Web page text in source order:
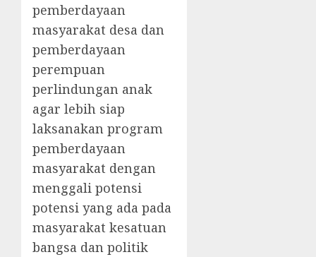
pemberdayaan
masyarakat desa dan
pemberdayaan
perempuan
perlindungan anak
agar lebih siap
laksanakan program
pemberdayaan
masyarakat dengan
menggali potensi
potensi yang ada pada
masyarakat kesatuan
bangsa dan politik